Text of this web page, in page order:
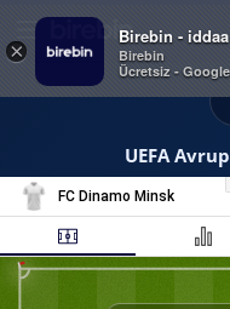
×
Birebin -
Birebin
Ücretsiz -
UEFA
FC Dinamo Minsk